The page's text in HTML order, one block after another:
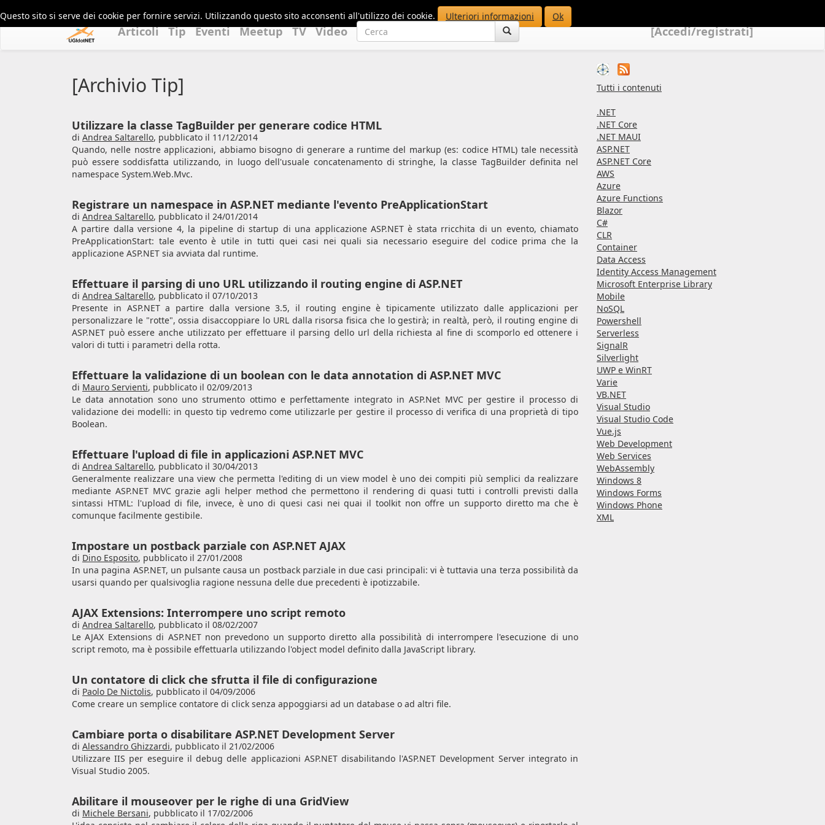
Questo sito si serve dei cookie per fornire servizi. Utilizzando questo sito acconsenti all'utilizzo dei cookie. Ulteriori informazioni Ok
Articoli Tip Eventi Meetup TV Video [Accedi/registrati]
[Archivio Tip]
Utilizzare la classe TagBuilder per generare codice HTML
di Andrea Saltarello, pubblicato il 11/12/2014
Quando, nelle nostre applicazioni, abbiamo bisogno di generare a runtime del markup (es: codice HTML) tale necessità
può essere soddisfatta utilizzando, in luogo dell'usuale concatenamento di stringhe, la classe TagBuilder definita nel
namespace System.Web.Mvc.
Registrare un namespace in ASP.NET mediante l'evento PreApplicationStart
di Andrea Saltarello, pubblicato il 24/01/2014
A partire dalla versione 4, la pipeline di startup di una applicazione ASP.NET è stata rricchita di un evento, chiamato
PreApplicationStart: tale evento è utile in tutti quei casi nei quali sia necessario eseguire del codice prima che la
applicazione ASP.NET sia avviata dal runtime.
Effettuare il parsing di uno URL utilizzando il routing engine di ASP.NET
di Andrea Saltarello, pubblicato il 07/10/2013
Presente in ASP.NET a partire dalla versione 3.5, il routing engine è tipicamente utilizzato dalle applicazioni per
personalizzare le "rotte", ossia disaccoppiare lo URL dalla risorsa fisica che lo gestirà; in realtà, però, il routing engine di
ASP.NET può essere anche utilizzato per effettuare il parsing dello url della richiesta al fine di scomporlo ed ottenere i
valori di tutti i parametri della rotta.
Effettuare la validazione di un boolean con le data annotation di ASP.NET MVC
di Mauro Servienti, pubblicato il 02/09/2013
Le data annotation sono uno strumento ottimo e perfettamente integrato in ASP.Net MVC per gestire il processo di
validazione dei modelli: in questo tip vedremo come utilizzarle per gestire il processo di verifica di una proprietà di tipo
Boolean.
Effettuare l'upload di file in applicazioni ASP.NET MVC
di Andrea Saltarello, pubblicato il 30/04/2013
Generalmente realizzare una view che permetta l'editing di un view model è uno dei compiti più semplici da realizzare
mediante ASP.NET MVC grazie agli helper method che permettono il rendering di quasi tutti i controlli previsti dalla
sintassi HTML: l'upload di file, invece, è uno di quesi casi nei quai il toolkit non offre un supporto diretto ma che è
comunque facilmente gestibile.
Impostare un postback parziale con ASP.NET AJAX
di Dino Esposito, pubblicato il 27/01/2008
In una pagina ASP.NET, un pulsante causa un postback parziale in due casi principali: vi è tuttavia una terza possibilità da
usarsi quando per qualsivoglia ragione nessuna delle due precedenti è ipotizzabile.
AJAX Extensions: Interrompere uno script remoto
di Andrea Saltarello, pubblicato il 08/02/2007
Le AJAX Extensions di ASP.NET non prevedono un supporto diretto alla possibilità di interrompere l'esecuzione di uno
script remoto, ma è possibile effettuarla utilizzando l'object model definito dalla JavaScript library.
Un contatore di click che sfrutta il file di configurazione
di Paolo De Nictolis, pubblicato il 04/09/2006
Come creare un semplice contatore di click senza appoggiarsi ad un database o ad altri file.
Cambiare porta o disabilitare ASP.NET Development Server
di Alessandro Ghizzardi, pubblicato il 21/02/2006
Utilizzare IIS per eseguire il debug delle applicazioni ASP.NET disabilitando l'ASP.NET Development Server integrato in
Visual Studio 2005.
Abilitare il mouseover per le righe di una GridView
di Michele Bersani, pubblicato il 17/02/2006
Tutti i contenuti
.NET
.NET Core
.NET MAUI
ASP.NET
ASP.NET Core
AWS
Azure
Azure Functions
Blazor
C#
CLR
Container
Data Access
Identity Access Management
Microsoft Enterprise Library
Mobile
NoSQL
Powershell
Serverless
SignalR
Silverlight
UWP e WinRT
Varie
VB.NET
Visual Studio
Visual Studio Code
Vue.js
Web Development
Web Services
WebAssembly
Windows 8
Windows Forms
Windows Phone
XML